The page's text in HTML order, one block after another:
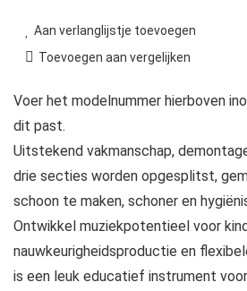
Aan verlanglijstje toevoegen
Toevoegen aan vergelijken
Voer het modelnummer hierboven
dit past.
Uitstekend vakmanschap,
drie secties worden opgesplitst,
schoon te maken, schoner en
Ontwikkel muziekpotentieel voor
nauwkeurigheidsproductie en
is een leuk educatief instrument